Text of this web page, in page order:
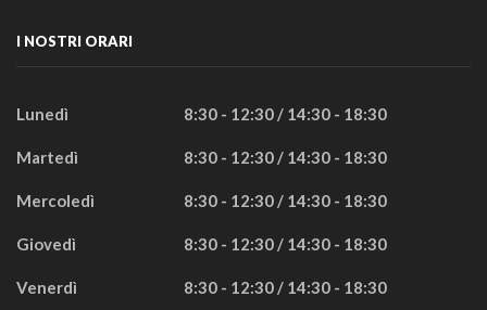
I NOSTRI ORARI
Lunedì 8:30 - 12:30 / 14:30 - 18:30
Martedì 8:30 - 12:30 / 14:30 - 18:30
Mercoledì 8:30 - 12:30 / 14:30 - 18:30
Giovedì 8:30 - 12:30 / 14:30 - 18:30
Venerdì 8:30 - 12:30 / 14:30 - 18:30